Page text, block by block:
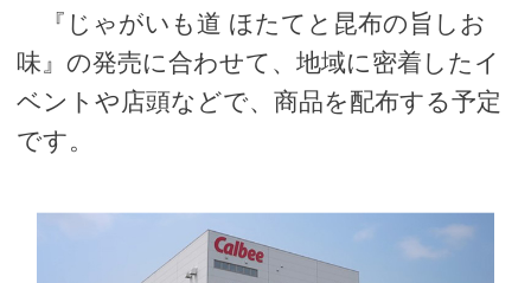
『じゃがいも道 ほたてと昆布の旨しお
味』の発売に合わせて、地域に密着したイ
ベントや店頭などで、商品を配布する予定
です。